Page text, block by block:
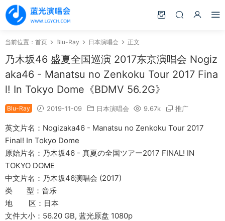
当前位置： 首页 Blu-Ray 日本演唱会 正文
乃木坂46 盛夏全国巡演 2017东京演唱会 Nogiz
aka46 - Manatsu no Zenkoku Tour 2017 Fina
l! In Tokyo Dome《BDMV 56.2G》
Blu-Ray 2019-11-09 日本演唱会 9.67k 推广
英文片名：Nogizaka46 - Manatsu no Zenkoku Tour 2017
Final! In Tokyo Dome
原始片名：乃木坂46 - 真夏の全国ツアー2017 FINAL! IN
TOKYO DOME
中文片名：乃木坂46演唱会 (2017)
类 型：音乐
地 区：日本
文件大小：56.20 GB, 蓝光原盘 1080p